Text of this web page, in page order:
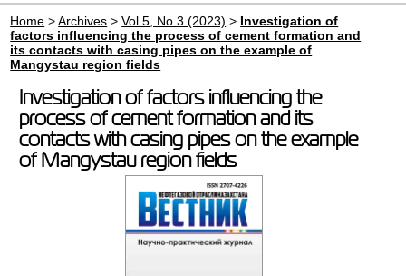
Home >Archives >Vol 5, No 3 (2023) > Investigation of
factors influencing the process of cement formation and
its contacts with casing pipes on the example of
Mangystau region fields
Investigation of factors influencing the
process of cement formation and its
contacts with casing pipes on the example
of Mangystau region fields